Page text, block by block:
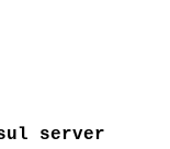
server